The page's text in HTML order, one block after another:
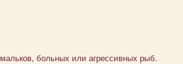
больных или агрессивных рыб.